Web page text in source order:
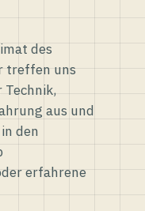
des
treffen uns
Technik,
aus und
den
erfahrene